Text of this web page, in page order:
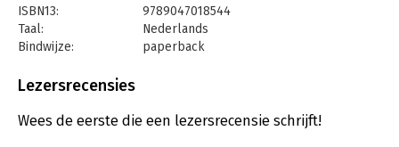
ISBN13:
9789047018544
Taal:
Nederlands
Bindwijze:
paperback
Uitgever:
Verschijningsdatum:
2-6-2025
Lezersrecensies
Wees de eerste die een lezersrecensie schrijft!